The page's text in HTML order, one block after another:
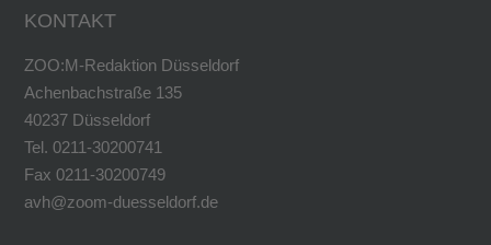
KONTAKT
ZOO:M-Redaktion Düsseldorf
Achenbachstraße 135
40237 Düsseldorf
Tel. 0211-30200741
Fax 0211-30200749
avh@zoom-duesseldorf.de